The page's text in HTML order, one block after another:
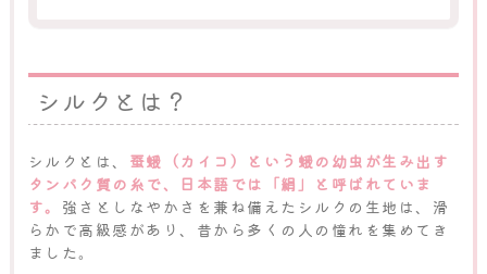
シルクとは？
シルクとは、 蚕蛾（カイコ）という蛾の幼虫が生み出す
タンパク質の糸で、日本語では「絹」と呼ばれていま
す。 強さとしなやかさを兼ね備えたシルクの生地は、滑
らかで高級感があり、昔から多くの人の憧れを集めてき
ました。